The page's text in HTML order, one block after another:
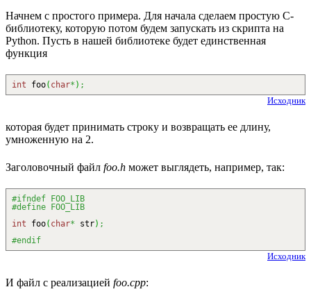
Начнем с простого примера. Для начала сделаем простую C-
библиотеку, которую потом будем запускать из скрипта на
Python. Пусть в нашей библиотеке будет единственная
функция
int foo( char* ) ;
Исходник
которая будет принимать строку и возвращать ее длину,
умноженную на 2.
Заголовочный файл foo.h может выглядеть, например, так:
#ifndef FOO_LIB
#define FOO_LIB
int foo( char* str) ;
#endif
Исходник
И файл с реализацией foo.cpp: